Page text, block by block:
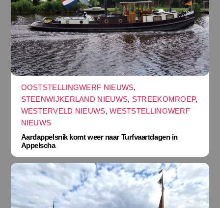
OOSTSTELLINGWERF NIEUWS,
STEENWIJKERLAND NIEUWS, STREEKOMROEP,
WESTERVELD NIEUWS,WESTSTELLINGWERF
NIEUWS
Aardappelsnik komt weer naar Turfvaartdagen in
Appelscha